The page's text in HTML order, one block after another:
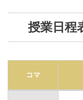
授業日程
コマ